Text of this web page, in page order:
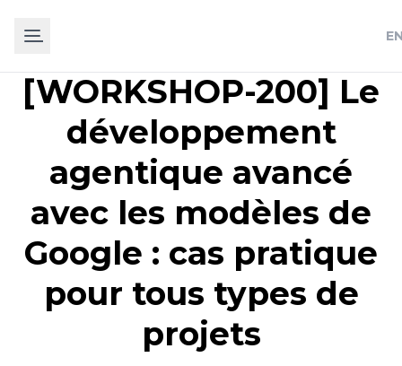
[WORKSHOP-200] Le
développement
agentique avancé
avec les modèles de
Google : cas pratique
pour tous types de
projets